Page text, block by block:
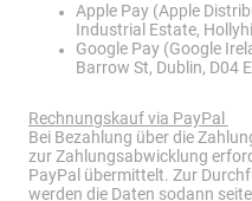
Apple Pay (Apple
Industrial Estate,
Google Pay (Google
Barrow St, Dublin, D04
Rechnungskauf via PayPal
Bei Bezahlung über die
zur Zahlungsabwicklung
PayPal übermittelt. Zur
werden die Daten sodann